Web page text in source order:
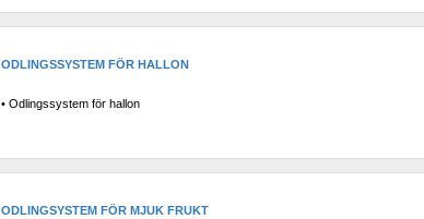
ODLINGSSYSTEM FÖR HALLON
• Odlingssystem för hallon
ODLINGSYSTEM FÖR MJUK FRUKT